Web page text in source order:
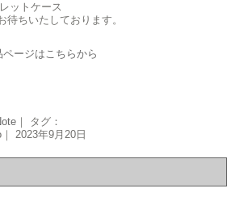
ットケース
待ちいたしております。
ージはこちらから
｜ タグ：
2023年9月20日